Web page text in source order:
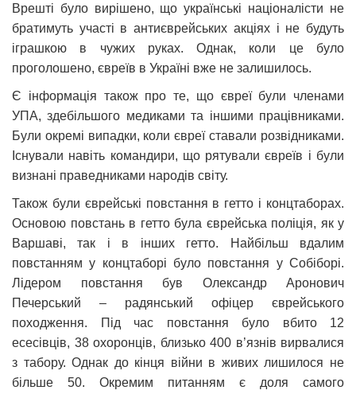
Врешті було вирішено, що українські націоналісти не
братимуть участі в антиєврейських акціях і не будуть
іграшкою в чужих руках. Однак, коли це було
проголошено, євреїв в Україні вже не залишилось.
Є інформація також про те, що євреї були членами
УПА, здебільшого медиками та іншими працівниками.
Були окремі випадки, коли євреї ставали розвідниками.
Існували навіть командири, що рятували євреїв і були
визнані праведниками народів світу.
Також були єврейські повстання в гетто і концтаборах.
Основою повстань в гетто була єврейська поліція, як у
Варшаві, так і в інших гетто. Найбільш вдалим
повстанням у концтаборі було повстання у Собіборі.
Лідером повстання був Олександр Аронович
Печерський – радянський офіцер єврейського
походження. Під час повстання було вбито 12
есесівців, 38 охоронців, близько 400 в’язнів вирвалися
з табору. Однак до кінця війни в живих лишилося не
більше 50. Окремим питанням є доля самого